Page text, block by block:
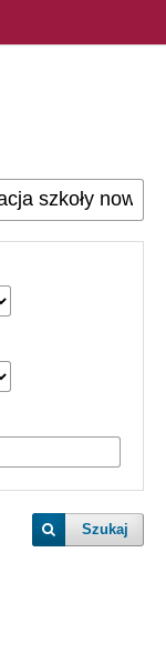
Szukaj